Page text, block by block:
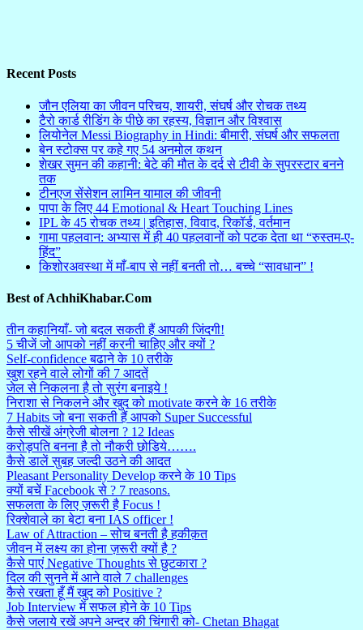
Recent Posts
जौन एलिया का जीवन परिचय, शायरी, संघर्ष और रोचक तथ्य
टैरो कार्ड रीडिंग के पीछे का रहस्य, विज्ञान और विश्वास
लियोनेल Messi Biography in Hindi: बीमारी, संघर्ष और सफलता
बेन स्टोक्स पर कहे गए 54 अनमोल कथन
शेखर सुमन की कहानी: बेटे की मौत के दर्द से टीवी के सुपरस्टार बनने
तक
टीनएज सेंसेशन लामिन यामाल की जीवनी
पापा के लिए 44 Emotional & Heart Touching Lines
IPL के 45 रोचक तथ्य | इतिहास, विवाद, रिकॉर्ड, वर्तमान
गामा पहलवान: अभ्यास में ही 40 पहलवानों को पटक देता था “रुस्तम-ए-
हिंद”
किशोरअवस्था में माँ-बाप से नहीं बनती तो… बच्चे “सावधान” !
Best of AchhiKhabar.Com
तीन कहानियाँ- जो बदल सकती हैं आपकी जिंदगी!
5 चीजें जो आपको नहीं करनी चाहिए और क्यों ?
Self-confidence बढाने के 10 तरीके
खुश रहने वाले लोगों की 7 आदतें
जेल से निकलना है तो सुरंग बनाइये !
निराशा से निकलने और खुद को motivate करने के 16 तरीके
7 Habits जो बना सकती हैं आपको Super Successful
कैसे सीखें अंग्रेजी बोलना ? 12 Ideas
करोड़पति बनना है तो नौकरी छोडिये…….
कैसे डालें सुबह जल्दी उठने की आदत
Pleasant Personality Develop करने के 10 Tips
क्यों बचें Facebook से ? 7 reasons.
सफलता के लिए ज़रूरी है Focus !
रिक्शेवाले का बेटा बना IAS officer !
Law of Attraction – सोच बनती है हकीक़त
जीवन में लक्ष्य का होना ज़रूरी क्यों है ?
कैसे पाएं Negative Thoughts से छुटकारा ?
दिल की सुनने में आने वाले 7 challenges
कैसे रखता हूँ मैं खुद को Positive ?
Job Interview में सफल होने के 10 Tips
कैसे जलाये रखें अपने अन्दर की चिंगारी को- Chetan Bhagat